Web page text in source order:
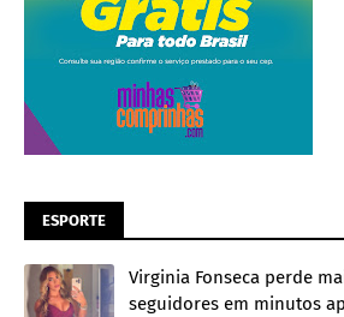
ESPORTE
Virginia Fonseca perde
seguidores em minutos